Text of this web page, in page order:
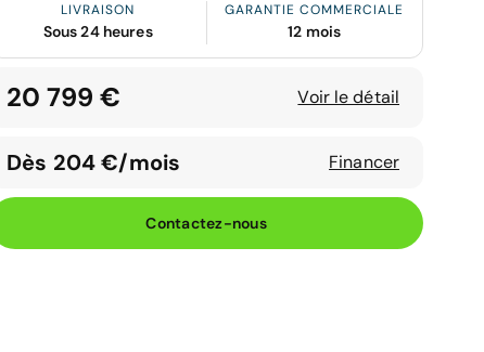
LIVRAISON
Sous 24 heures
GARANTIE COMMERCIALE
12 mois
20 799 € Voir le détail
Dès 204 €/mois Financer
Contactez-nous